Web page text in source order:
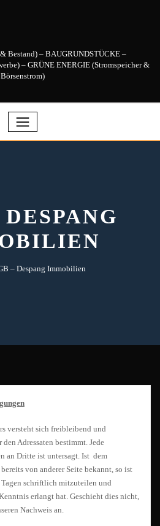
Bestand) – BAUGRUNDSTÜCKE –
– GRÜNE ENERGIE (Stromspeicher &
Börsenstrom)
– Despang Immobilien
versteht sich freibleibend und
Adressaten bestimmt. Jede
an Dritte ist untersagt. Ist dem
von anderer Seite bekannt, so ist
schriftlich mitzuteilen und
erlangt hat. Geschieht dies nicht,
Nachweis an.